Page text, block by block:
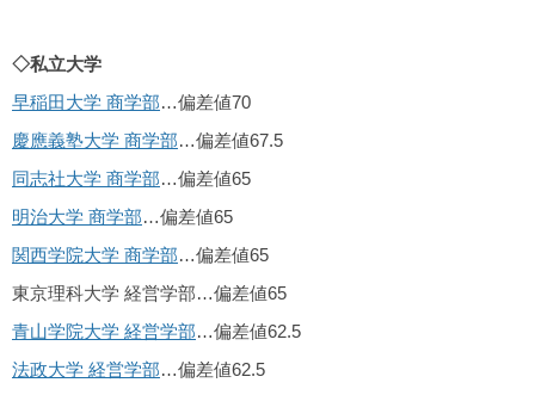
◇私立大学
早稲田大学 商学部…偏差値70
慶應義塾大学 商学部…偏差値67.5
同志社大学 商学部…偏差値65
明治大学 商学部…偏差値65
関西学院大学 商学部…偏差値65
東京理科大学 経営学部…偏差値65
青山学院大学 経営学部…偏差値62.5
法政大学 経営学部…偏差値62.5